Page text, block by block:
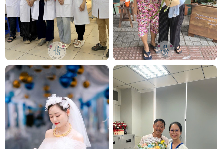
Đa dạng chủng loại được nhập khẩu trực tiếp từ nhiều
quốc gia, đảm bảo độ nở rộ đẹp và chất lượng nhất.
Thiết kế bó hoa cưới, cổng hoa cưới, trang trí xe hoa theo
yêu cầu.
Dịch vụ hoa cưới trọn gói, giá cạnh tranh nhất với nhiều
ưu đãi, chiết khấu hấp dẫn.
Công ty TNHH Hoa Tươi FLOWERSIGHT –
Shop
hoa tươi TP.HCM
FlowerSight làshop hoa chuyên cung cấp
hoa tươi
HCMvà toàn quốc với dịch vụ giao nhanh, đúng
hẹn. Mỗi sản phẩm là một tác phẩm nghệ thuật